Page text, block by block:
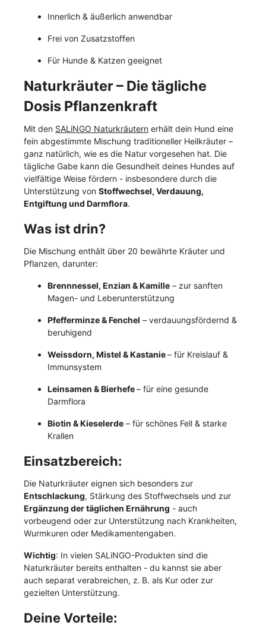
Innerlich & äußerlich anwendbar
Frei von Zusatzstoffen
Für Hunde & Katzen geeignet
Naturkräuter – Die tägliche
Dosis Pflanzenkraft
Mit den SALiNGO Naturkräutern erhält dein Hund eine
fein abgestimmte Mischung traditioneller Heilkräuter –
ganz natürlich, wie es die Natur vorgesehen hat. Die
tägliche Gabe kann die Gesundheit deines Hundes auf
vielfältige Weise fördern - insbesondere durch die
Unterstützung von Stoffwechsel, Verdauung,
Entgiftung und Darmflora.
Was ist drin?
Die Mischung enthält über 20 bewährte Kräuter und
Pflanzen, darunter:
Brennnessel, Enzian & Kamille – zur sanften
Magen- und Leberunterstützung
Pfefferminze & Fenchel – verdauungsfördernd &
beruhigend
Weissdorn, Mistel & Kastanie– für Kreislauf &
Immunsystem
Leinsamen & Bierhefe– für eine gesunde
Darmflora
Biotin & Kieselerde – für schönes Fell & starke
Krallen
Einsatzbereich:
Die Naturkräuter eignen sich besonders zur
Entschlackung, Stärkung des Stoffwechsels und zur
Ergänzung der täglichen Ernährung - auch
vorbeugend oder zur Unterstützung nach Krankheiten,
Wurmkuren oder Medikamentengaben.
Wichtig: In vielen SALiNGO-Produkten sind die
Naturkräuter bereits enthalten - du kannst sie aber
auch separat verabreichen, z. B. als Kur oder zur
gezielten Unterstützung.
Deine Vorteile: